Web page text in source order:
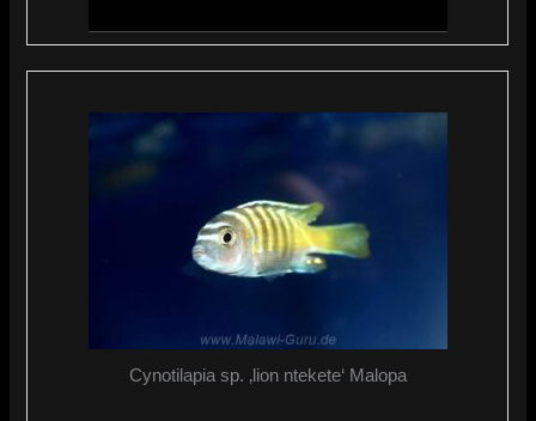
Cynotilapia sp. ‚lion ntekete‘ Malopa